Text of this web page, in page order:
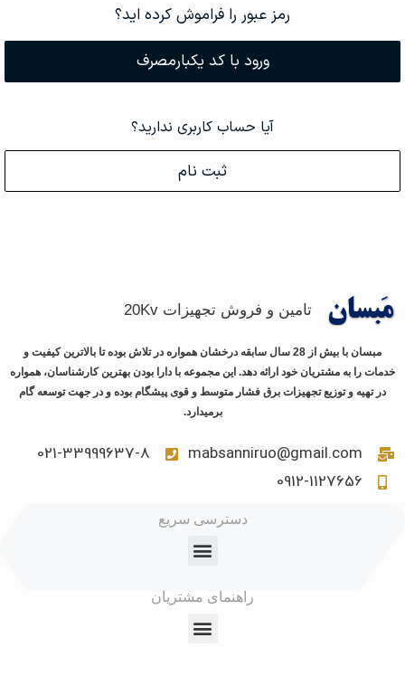
رمز عبور را فراموش کرده اید؟
ورود با کد یکبارمصرف
آیا حساب کاربری ندارید؟
ثبت نام
تامین و فروش تجهیزات 20Kv
مبسان با بیش از 28 سال سابقه درخشان همواره در تلاش بوده تا بالاترین کیفیت و
خدمات را به مشتریان خود ارائه دهد. این مجموعه با دارا بودن بهترین کارشناسان، همواره
در تهیه و توزیع تجهیزات برق فشار متوسط و قوی پیشگام بوده و در جهت توسعه گام
برمیدارد.
mabsanniruo@gmail.com
021-33999637-8
0912-1127656
دسترسی سریع
راهنمای مشتریان